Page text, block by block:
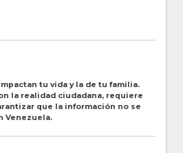
tu vida y la de tu familia.
la realidad ciudadana, requiere
que la información no se
Venezuela.